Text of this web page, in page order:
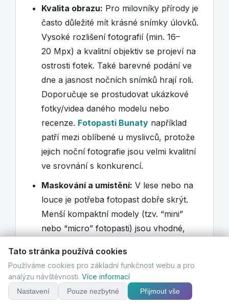
Kvalita obrazu: Pro milovníky přírody je
často důležité mít krásné snímky úlovků.
Vysoké rozlišení fotografií (min. 16–
20 Mpx) a kvalitní objektiv se projeví na
ostrosti fotek. Také barevné podání ve
dne a jasnost nočních snímků hrají roli.
Doporučuje se prostudovat ukázkové
fotky/videa daného modelu nebo
recenze. Fotopasti Bunaty například
patří mezi oblíbené u myslivců, protože
jejich noční fotografie jsou velmi kvalitní
ve srovnání s konkurencí.
Maskování a umístění: V lese nebo na
louce je potřeba fotopast dobře skrýt.
Menší kompaktní modely (tzv. “mini”
nebo “micro” fotopasti) jsou vhodné,
kmeni stromu, do keře apod. K fotopasti
na zvěř zpravidla nepotřebujete GSM
odesílání – stačí jednou za čas
vyzvednout snímky z karty, abyste
Tato stránka používá cookies
Používáme cookies pro základní funkčnost webu a pro
analýzu návštěvnosti. Více informací
Nastavení Pouze nezbytné Přijmout vše